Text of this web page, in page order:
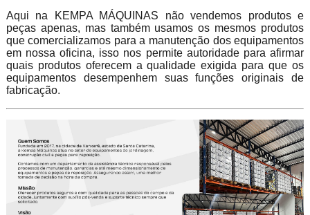
Aqui na KEMPA MÁQUINAS não vendemos produtos e
peças apenas, mas também usamos os mesmos produtos
que comercializamos para a manutenção dos equipamentos
em nossa oficina, isso nos permite autoridade para afirmar
quais produtos oferecem a qualidade exigida para que os
equipamentos desempenhem suas funções originais de
fabricação.